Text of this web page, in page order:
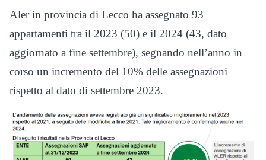
Aler in provincia di Lecco ha assegnato 93
appartamenti tra il 2023 (50) e il 2024 (43, dato
aggiornato a fine settembre), segnando nell’anno in
corso un incremento del 10% delle assegnazioni
rispetto al dato di settembre 2023.